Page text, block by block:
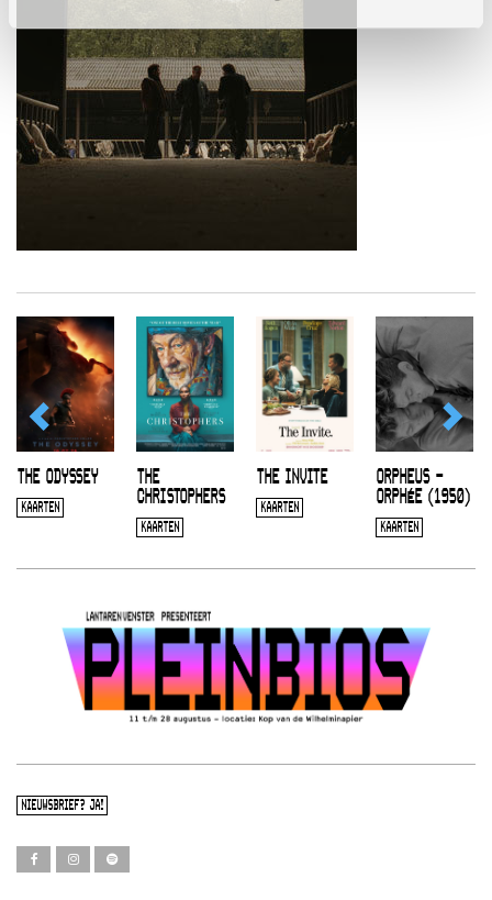
THE ODYSSEY
KAARTEN
THE
CHRISTOPHERS
KAARTEN
THE INVITE
KAARTEN
ORPHEUS –
ORPHÉE (1950)
KAARTEN
NIEUWSBRIEF? JA!